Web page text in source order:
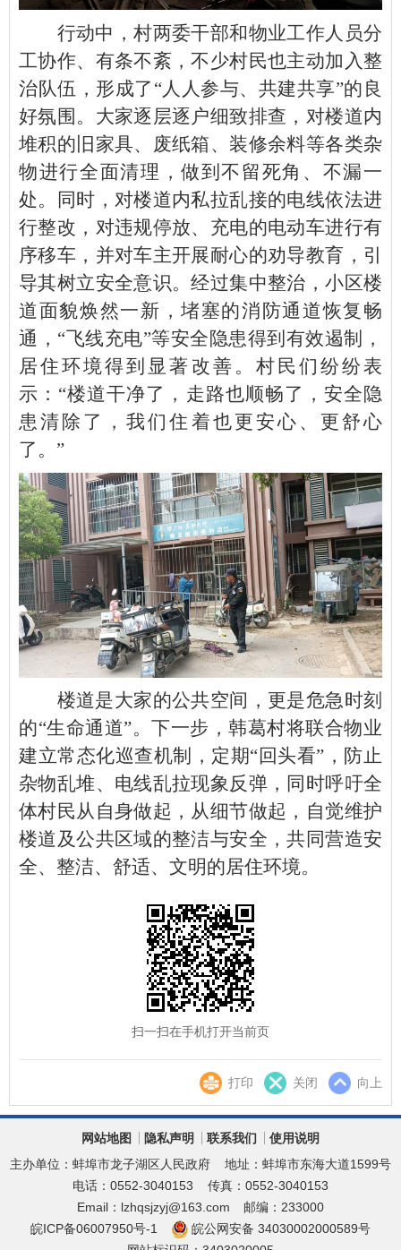
行动中，村两委干部和物业工作人员分
工协作、有条不紊，不少村民也主动加入整
治队伍，形成了“人人参与、共建共享”的良
好氛围。大家逐层逐户细致排查，对楼道内
堆积的旧家具、废纸箱、装修余料等各类杂
物进行全面清理，做到不留死角、不漏一
处。同时，对楼道内私拉乱接的电线依法进
行整改，对违规停放、充电的电动车进行有
序移车，并对车主开展耐心的劝导教育，引
导其树立安全意识。经过集中整治，小区楼
道面貌焕然一新，堵塞的消防通道恢复畅
通，“飞线充电”等安全隐患得到有效遏制，
居住环境得到显著改善。村民们纷纷表
示：“楼道干净了，走路也顺畅了，安全隐
患清除了，我们住着也更安心、更舒心
了。”
楼道是大家的公共空间，更是危急时刻
的“生命通道”。下一步，韩葛村将联合物业
建立常态化巡查机制，定期“回头看”，防止
杂物乱堆、电线乱拉现象反弹，同时呼吁全
体村民从自身做起，从细节做起，自觉维护
楼道及公共区域的整洁与安全，共同营造安
全、整洁、舒适、文明的居住环境。
扫一扫在手机打开当前页
打印 关闭 向上
网站地图 隐私声明 联系我们
使用说明
主办单位：蚌埠市龙子湖区人民政府
地址：蚌埠市东海大道1599号
电话：0552-3040153
传真：0552-3040153
Email：lzhqsjzyj@163.com
邮编：233000
皖ICP备06007950号-1
皖公网安备 34030002000589号